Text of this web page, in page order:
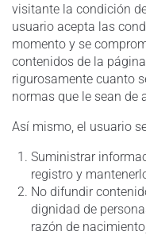
visitante la condición
usuario acepta las
momento y se
contenidos de la
rigurosamente cuanto
normas que le sean de
Así mismo, el usuario
Suministrar
registro y
No difundir
dignidad de
razón de